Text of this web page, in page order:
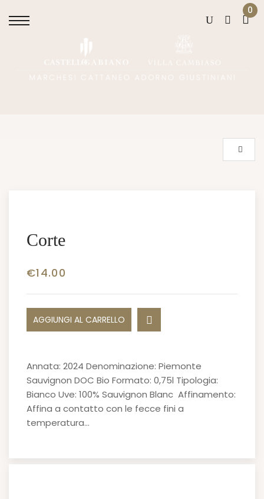
0
Corte
€14.00
AGGIUNGI AL CARRELLO
Annata: 2024 Denominazione: Piemonte
Sauvignon DOC Bio Formato: 0,75l Tipologia:
Bianco Uve: 100% Sauvignon Blanc Affinamento:
Affina a contatto con le fecce fini a
temperatura…